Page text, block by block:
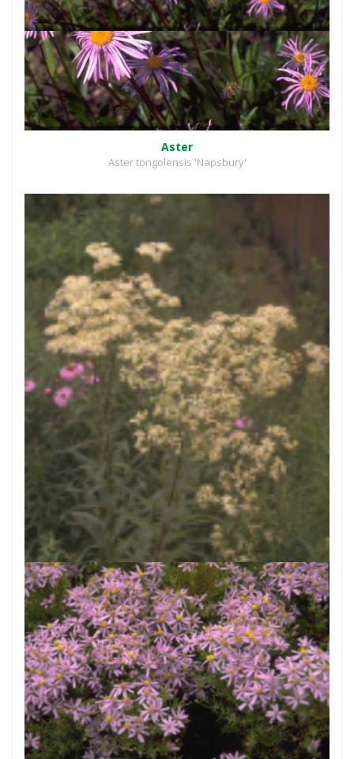
Aster
Aster tongolensis 'Napsbury'
Aster
Aster umbellatus